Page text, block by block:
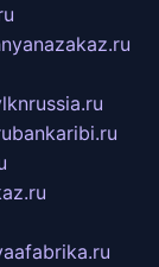
bankaribi.ru